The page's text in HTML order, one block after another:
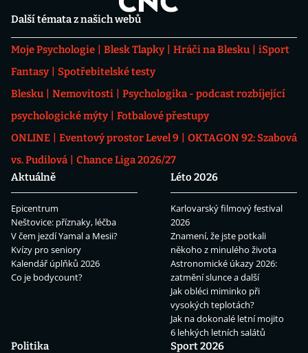
Další témata z našich webů
Moje Psychologie Blesk Tlapky Hráči na Blesku
iSport
Fantasy
Spotřebitelské testy
Blesku
Nemovitosti
Psychologika - podcast rozbíjející
psychologické mýty
Fotbalové přestupy
ONLINE
Eventový prostor Level 9
OKTAGON 92: Szabová
vs. Pudilová
Chance Liga 2026/27
Aktuálně
Epicentrum
Neštovice: příznaky, léčba
V čem jezdí Yamal a Mesii?
Kvízy pro seniory
Kalendář úplňků 2026
Co je bodycount?
Léto 2026
Karlovarský filmový festival
2026
Znamení, že jste potkali
někoho z minulého života
Astronomické úkazy 2026:
zatmění slunce a další
Jak obléci miminko při
vysokých teplotách?
Jak na dokonalé letní mojito
6 lehkých letních salátů
Politika
Sport 2026